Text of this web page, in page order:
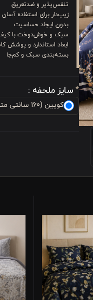
تنفس‌پذیر و ضدتعریق
زیپ‌دار برای استفاده آسان
بدون ایجاد حساسیت
سبک و خوش‌دوخت با
ابعاد استاندارد و پوشش
بسته‌بندی سبک و کم‌جا
* سایز ملحفه :
کویین (160 سانتی متر)